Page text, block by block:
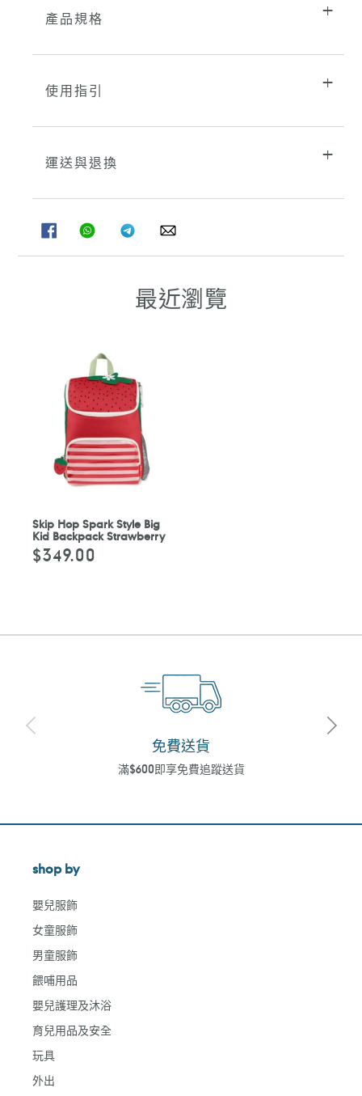
產品規格
使用指引
運送與退換
FACEBOOK
分
享
WHATSAPPTELEGRAM
分
享
WHATSAPP
最近瀏覽
Skip Hop Spark Style Big
Kid Backpack Strawberry
定
價
$349.00
免費送貨
滿$600即享免費追蹤送貨
shop by
嬰兒服飾
女童服飾
男童服飾
餵哺用品
嬰兒護理及沐浴
育兒用品及安全
玩具
外出